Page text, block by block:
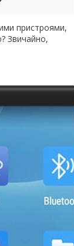
пристроями,
Звичайно,